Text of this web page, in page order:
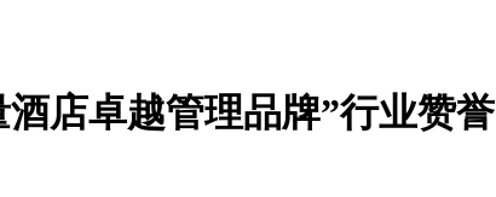
店卓越管理品牌”行业赞誉